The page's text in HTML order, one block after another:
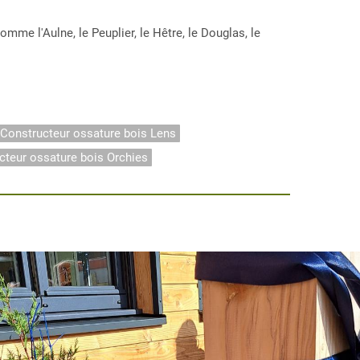
l'Aulne, le Peuplier, le Hêtre, le Douglas, le
Constructeur ossature bois Lens
ossature bois Orchies